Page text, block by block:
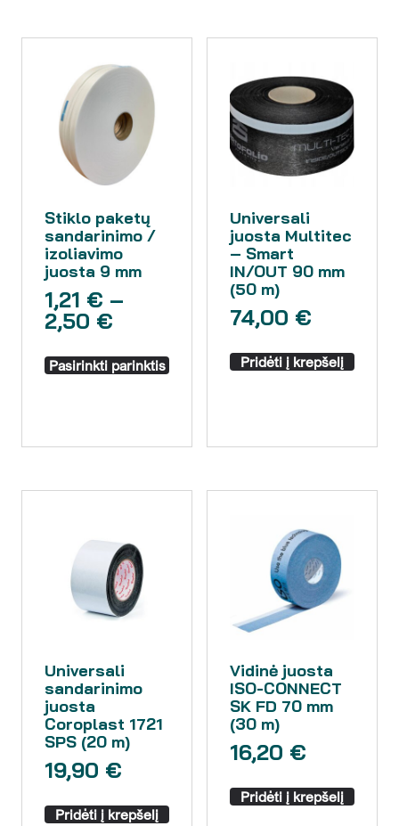
Stiklo paketų
sandarinimo /
izoliavimo
juosta 9 mm
1,21 € –
2,50 €
Pasirinkti parinktis
Universali
juosta Multitec
– Smart
IN/OUT 90 mm
(50 m)
74,00 €
Pridėti į krepšelį
Universali
sandarinimo
juosta
Coroplast 1721
SPS (20 m)
19,90 €
Pridėti į krepšelį
Vidinė juosta
ISO-CONNECT
SK FD 70 mm
(30 m)
16,20 €
Pridėti į krepšelį